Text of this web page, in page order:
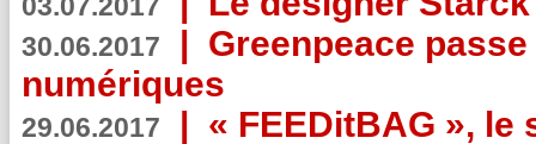
30.06.2017 | Greenpeace
numériques
29.06.2017 | « FEEDitBAG », le